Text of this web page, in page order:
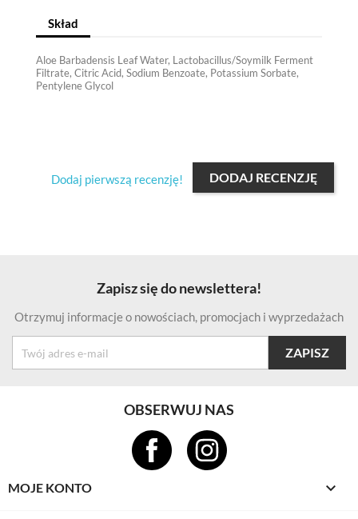
Skład
Aloe Barbadensis Leaf Water, Lactobacillus/Soymilk Ferment
Filtrate, Citric Acid, Sodium Benzoate, Potassium Sorbate,
Pentylene Glycol
DODAJ RECENZJĘ
Dodaj pierwszą recenzję!
Zapisz się do newslettera!
Otrzymuj informacje o nowościach, promocjach i wyprzedażach
OBSERWUJ NAS
MOJE KONTO 